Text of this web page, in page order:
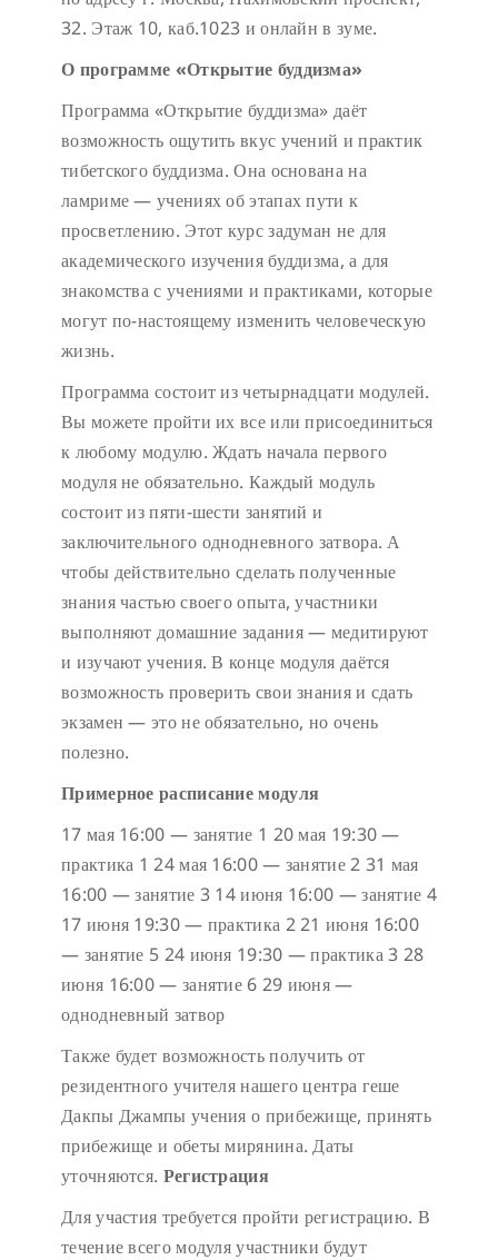
32. Этаж 10, каб.1023 и онлайн в зуме.
О программе «Открытие буддизма»
Программа «Открытие буддизма» даёт
возможность ощутить вкус учений и практик
тибетского буддизма. Она основана на
ламриме — учениях об этапах пути к
просветлению. Этот курс задуман не для
академического изучения буддизма, а для
знакомства с учениями и практиками, которые
могут по-настоящему изменить человеческую
жизнь.
Программа состоит из четырнадцати модулей.
Вы можете пройти их все или присоединиться
к любому модулю. Ждать начала первого
модуля не обязательно. Каждый модуль
состоит из пяти-шести занятий и
заключительного однодневного затвора. А
чтобы действительно сделать полученные
знания частью своего опыта, участники
выполняют домашние задания — медитируют
и изучают учения. В конце модуля даётся
возможность проверить свои знания и сдать
экзамен — это не обязательно, но очень
полезно.
Примерное расписание модуля
17 мая 16:00 — занятие 1 20 мая 19:30 —
практика 1 24 мая 16:00 — занятие 2 31 мая
16:00 — занятие 3 14 июня 16:00 — занятие 4
17 июня 19:30 — практика 221 июня 16:00
— занятие 5 24 июня 19:30 — практика 3 28
июня 16:00 — занятие 6 29 июня —
однодневный затвор
Также будет возможность получить от
резидентного учителя нашего центра геше
Дакпы Джампы учения о прибежище, принять
прибежище и обеты мирянина. Даты
уточняются. Регистрация
Для участия требуется пройти регистрацию. В
течение всего модуля участники будут